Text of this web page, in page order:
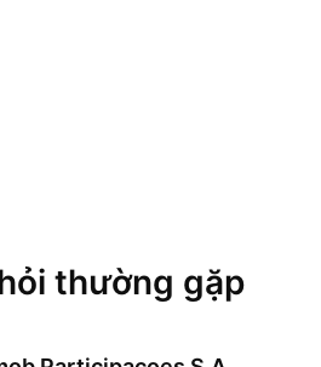
thường gặp